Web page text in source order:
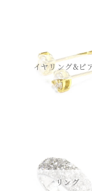
イヤリング&ピ
リング